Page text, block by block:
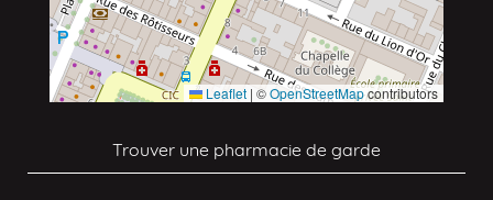
Leaflet | ©OpenStreetMapcontributors
Trouver une pharmacie de garde